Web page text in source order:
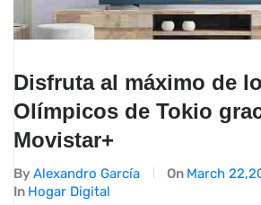
Disfruta al máximo de
Olímpicos de Tokio
Movistar+
By Alexandro García On March
In Hogar Digital